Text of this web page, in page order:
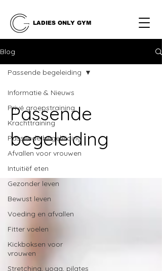
LADIES ONLY GYM
Blog
Informatie & Nieuws
Privé groepstraining
Krachttraining
Passende begeleiding
Afvallen voor vrouwen
Intuitiëf eten
Gezonder leven
Bewust leven
Voeding en afvallen
Fitter voelen
Kickboksen voor
vrouwen
Stretching, yoga, pilates
Passende begeleiding
Passende
begeleiding